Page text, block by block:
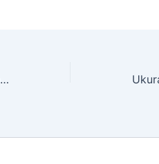
Sudut Yang Dibentuk Oleh Jarum Jam Yang Menunjukkan Pukul 18.00 Adalah